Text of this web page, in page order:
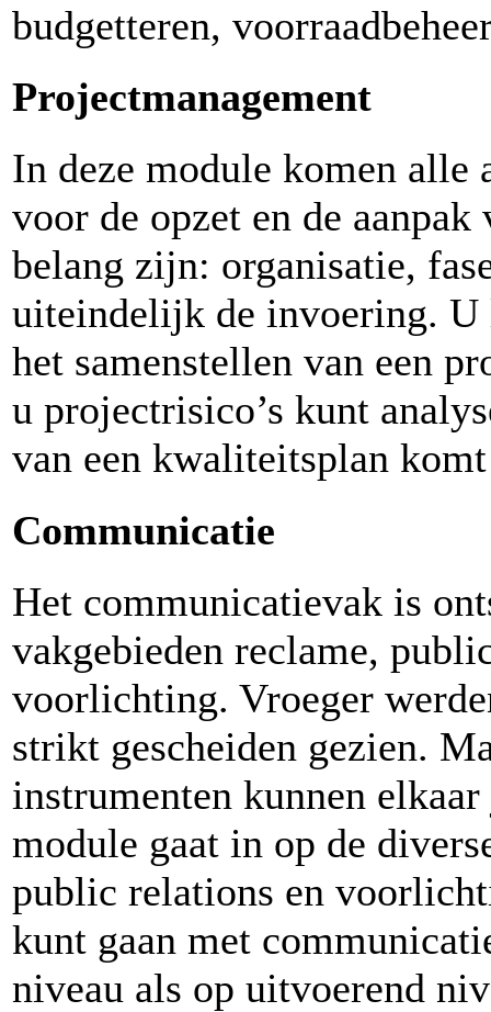
budgetteren,
Projectmanagement
In deze module komen alle
voor de opzet en de
belang zijn: organisatie,
uiteindelijk de invoering. U
het samenstellen van een
u projectrisico’s kunt
van een kwaliteitsplan
Communicatie
Het communicatievak is
vakgebieden reclame,
voorlichting. Vroeger
strikt gescheiden gezien.
instrumenten kunnen
module gaat in op de
public relations en
kunt gaan met
niveau als op uitvoerend